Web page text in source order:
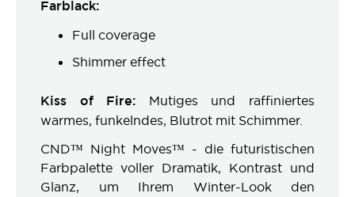
Farblack:
Full coverage
Shimmer effect
Kiss of Fire: Mutiges und raffiniertes
warmes, funkelndes, Blutrot mit Schimmer.
CND™ Night Moves™ - die futuristischen
Farbpalette voller Dramatik, Kontrast und
Glanz, um Ihrem Winter-Look den